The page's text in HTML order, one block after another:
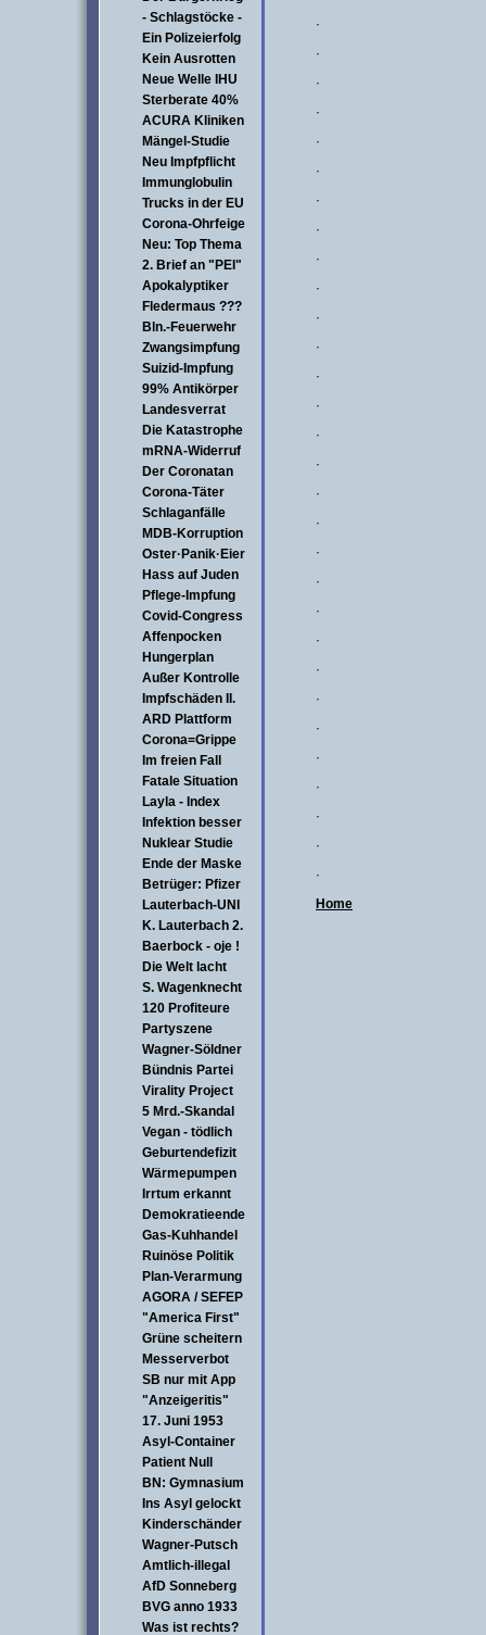
- Schlagstöcke -
Ein Polizeierfolg
Kein Ausrotten
Neue Welle IHU
Sterberate 40%
ACURA Kliniken
Mängel-Studie
Neu Impfpflicht
Immunglobulin
Trucks in der EU
Corona-Ohrfeige
Neu: Top Thema
2. Brief an "PEI"
Apokalyptiker
Fledermaus ???
Bln.-Feuerwehr
Zwangsimpfung
Suizid-Impfung
99% Antikörper
Landesverrat
Die Katastrophe
mRNA-Widerruf
Der Coronatan
Corona-Täter
Schlaganfälle
MDB-Korruption
Oster·Panik·Eier
Hass auf Juden
Pflege-Impfung
Covid-Congress
Affenpocken
Hungerplan
Außer Kontrolle
Impfschäden II.
ARD Plattform
Corona=Grippe
Im freien Fall
Fatale Situation
Layla - Index
Infektion besser
Nuklear Studie
Ende der Maske
Betrüger: Pfizer
Lauterbach-UNI
K. Lauterbach 2.
Baerbock - oje !
Die Welt lacht
S. Wagenknecht
120 Profiteure
Partyszene
Wagner-Söldner
Bündnis Partei
Virality Project
5 Mrd.-Skandal
Vegan - tödlich
Geburtendefizit
Wärmepumpen
Irrtum erkannt
Demokratieende
Gas-Kuhhandel
Ruinöse Politik
Plan-Verarmung
AGORA / SEFEP
"America First"
Grüne scheitern
Messerverbot
SB nur mit App
"Anzeigeritis"
17. Juni 1953
Asyl-Container
Patient Null
BN: Gymnasium
Ins Asyl gelockt
Kinderschänder
Wagner-Putsch
Amtlich-illegal
AfD Sonneberg
BVG anno 1933
Was ist rechts?
·
·
·
·
·
·
·
·
·
·
·
·
·
·
·
·
·
·
·
·
·
·
·
·
·
·
·
·
·
·
Home